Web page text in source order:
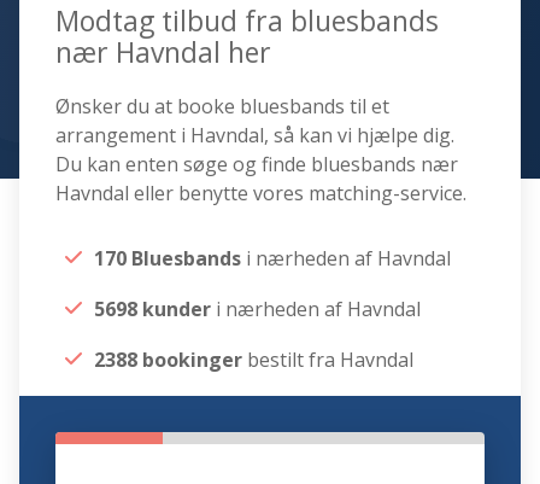
Modtag tilbud fra bluesbands
nær Havndal her
Ønsker du at booke bluesbands til et
arrangement i Havndal, så kan vi hjælpe dig.
Du kan enten søge og finde bluesbands nær
Havndal eller benytte vores matching-service.
170 Bluesbands i nærheden af Havndal
5698 kunder i nærheden af Havndal
2388 bookinger bestilt fra Havndal